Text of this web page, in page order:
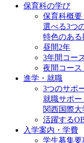
保育科の学び
保育科概要
選べる3つ
特色のある
昼間2年
3年間コー
夜間コース
進学・就職
3つのサポ
就職サポ
関西国際大
活躍する
入学案内・学費
学生募集要